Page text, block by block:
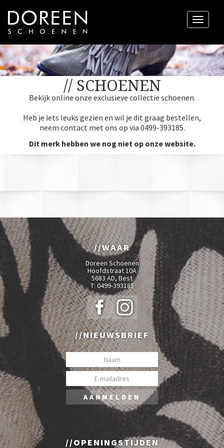
Menu
// SCHOENEN
Bekijk online onze exclusieve collectie schoenen.
Heb je iets leuks gezien en wil je dit graag bestellen,
neem contact met ons op via 0499-393185.
Dit merk hebben we nog niet op onze website.
WAAR
Doreen Schoenen
Hoofdstraat 10A
5683 AD, Best
T: 0499-393185
NIEUWSBRIEF
OPENINGSTIJDEN